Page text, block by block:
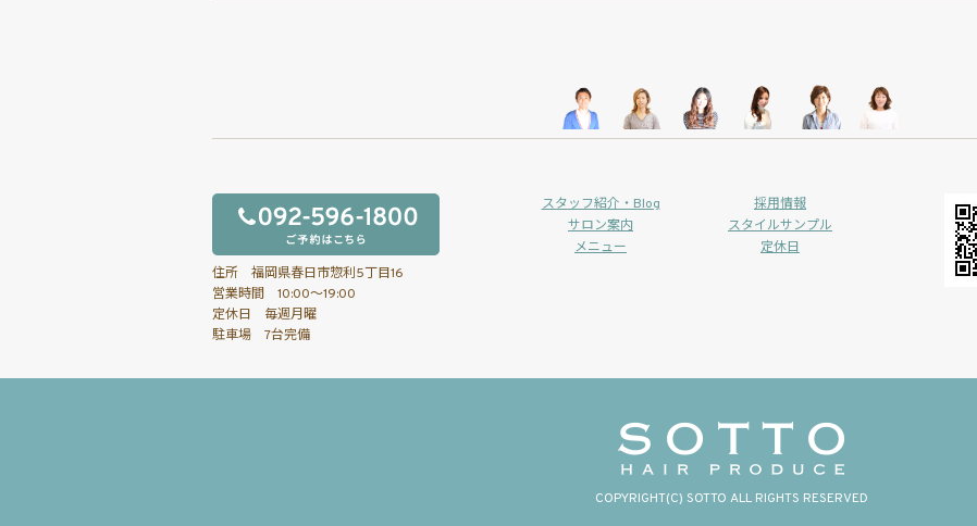
住所 福岡県春日市惣利5丁目16
営業時間 10:00～19:00
定休日 毎週月曜
駐車場 7台完備
スタッフ紹介・Blog
サロン案内
メニュー
採用情報
スタイルサンプル
定休日
COPYRIGHT(C) SOTTO ALL RIGHTS RESERVED